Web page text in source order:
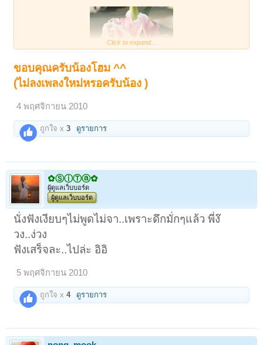
Click to expand...
ขอบคุณครับน้องโฮม ^^
(ไม่ลงเพลงใหม่หรอครับน้อง )
4 พฤศจิกายน 2010
ถูกใจ x3 ดูรายการ
✿ⓈⓘⓉⓐ✿
ผู้ดูแลเว็บบอร์ด
ผู้ดูแลเว็บบอร์ด
นั่งฟังเงียบๆไม่พูดไม่จา..เพราะดึกมั่กๆแล้ว พี่ง๊
วง..ง่วง
ฟังเสร็จละ..ไปล่ะ อิอิ
5 พฤศจิกายน 2010
ถูกใจ x4 ดูรายการ